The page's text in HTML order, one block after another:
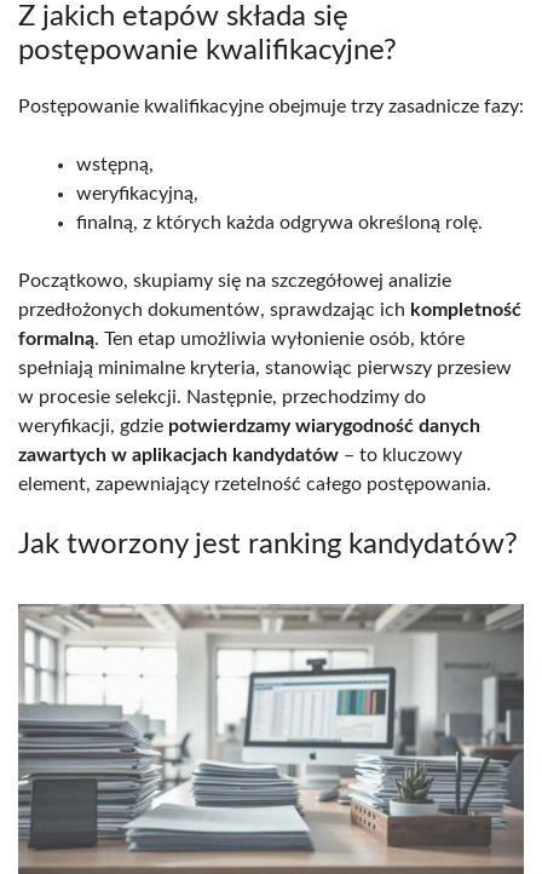
Z jakich etapów składa się
postępowanie kwalifikacyjne?
Postępowanie kwalifikacyjne obejmuje trzy zasadnicze fazy:
wstępną,
weryfikacyjną,
finalną, z których każda odgrywa określoną rolę.
Początkowo, skupiamy się na szczegółowej analizie
przedłożonych dokumentów, sprawdzając ich kompletność
formalną. Ten etap umożliwia wyłonienie osób, które
spełniają minimalne kryteria, stanowiąc pierwszy przesiew
w procesie selekcji. Następnie, przechodzimy do
weryfikacji, gdzie potwierdzamy wiarygodność danych
zawartych w aplikacjach kandydatów – to kluczowy
element, zapewniający rzetelność całego postępowania.
Jak tworzony jest ranking kandydatów?